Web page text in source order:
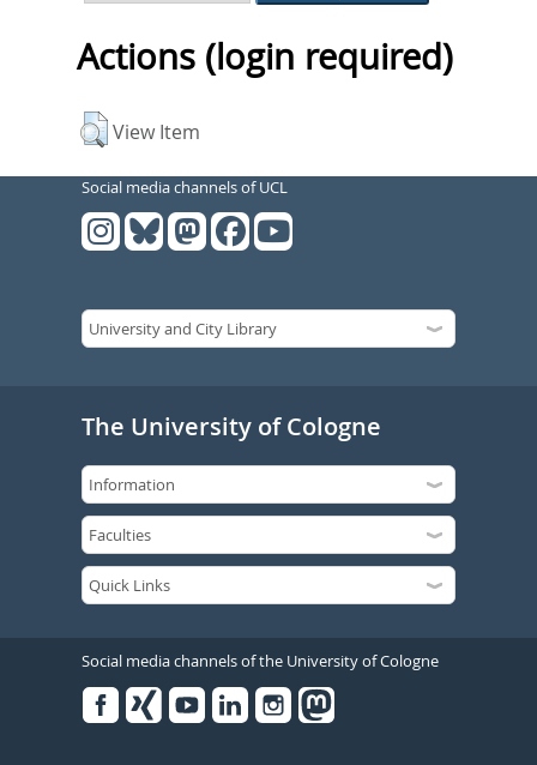
Actions (login required)
View Item
Social media channels of UCL
The University of Cologne
Social media channels of the University of Cologne